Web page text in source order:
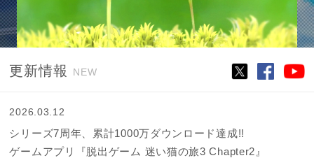
更新情報 NEW
2026.03.12
シリーズ7周年、累計1000万ダウンロード達成!!
ゲームアプリ『脱出ゲーム 迷い猫の旅3 Chapter2』